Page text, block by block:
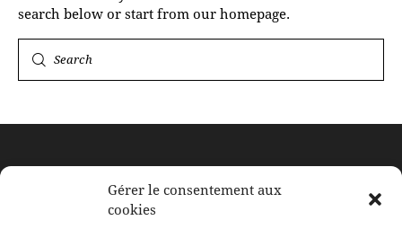
Gérer le consentement aux
cookies
search below or start from our homepage.
À BERTRANGE
117, rue de Leudelange